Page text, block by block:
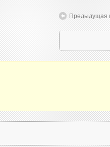
Предыдущая